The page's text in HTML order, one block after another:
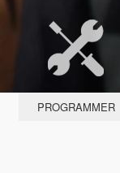
PROGRAMMER